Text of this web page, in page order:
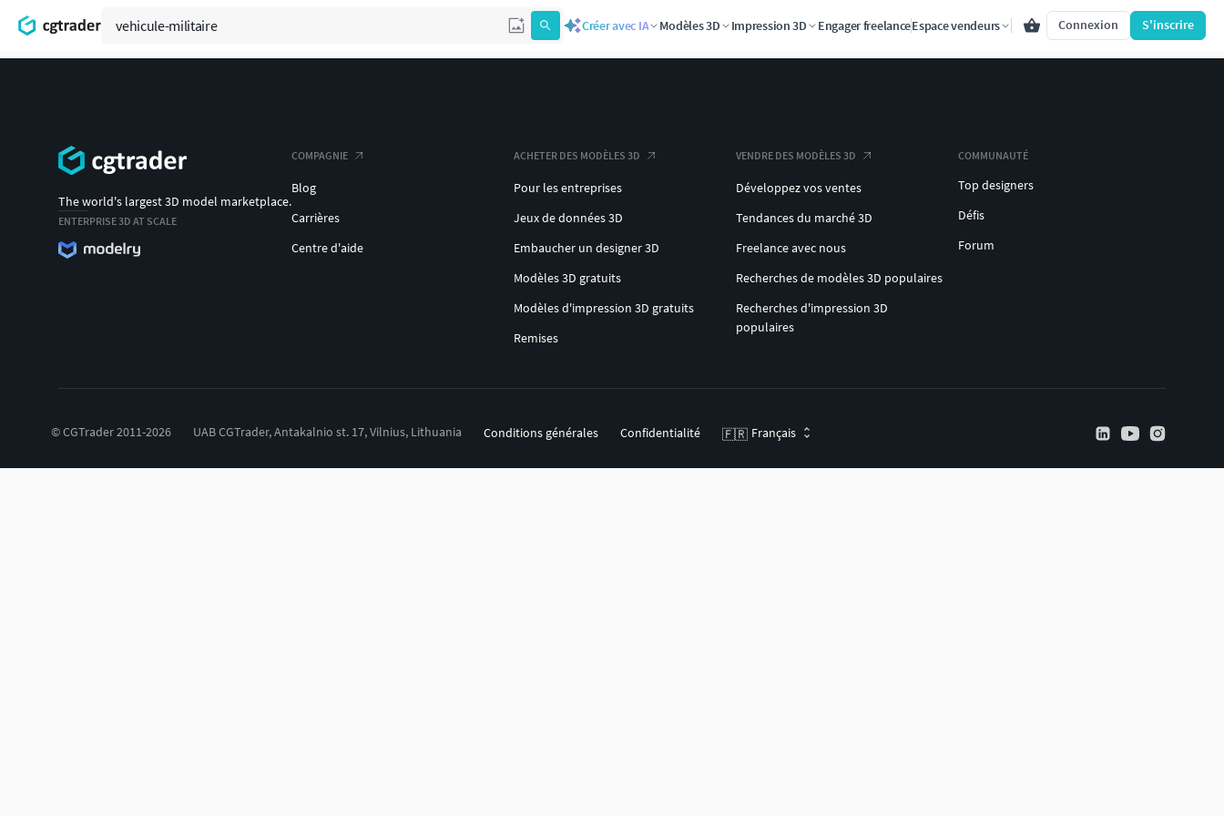
Créer avec IA Modèles 3D Impression 3D Engager freelanceEspace vendeurs Connexion S'inscrire
The world's largest 3D model marketplace.
ENTERPRISE 3D AT SCALE
COMPAGNIE
Blog
Carrières
Centre d'aide
ACHETER DES MODÈLES 3D
Pour les entreprises
Jeux de données 3D
Embaucher un designer 3D
Modèles 3D gratuits
Modèles d'impression 3D gratuits
Remises
VENDRE DES MODÈLES 3D
Développez vos ventes
Tendances du marché 3D
Freelance avec nous
Recherches de modèles 3D populaires
Recherches d'impression 3D
populaires
COMMUNAUTÉ
Top designers
Défis
Forum
© CGTrader 2011-2026 UAB CGTrader, Antakalnio st. 17, Vilnius, Lithuania Conditions générales Confidentialité 🇫🇷 Français